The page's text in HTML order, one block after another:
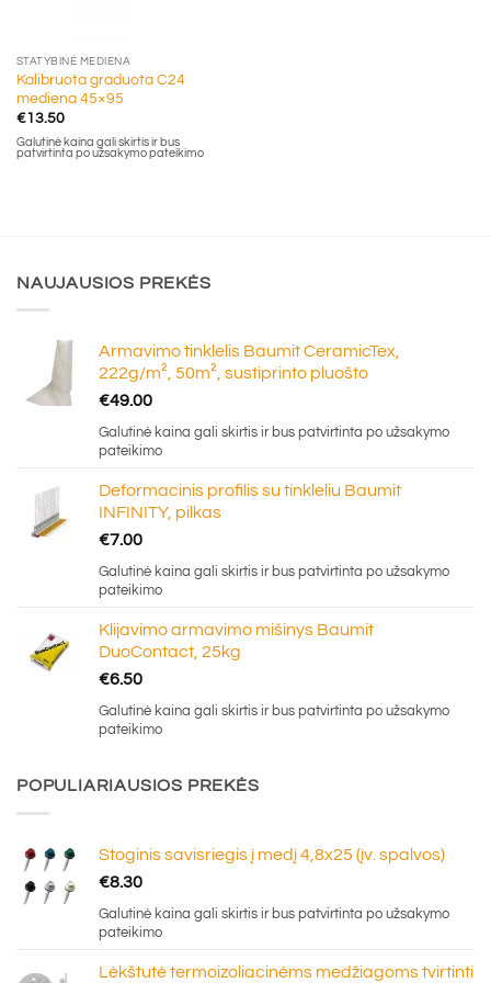
STATYBINĖ MEDIENA
Kalibruota graduota C24
mediena 45×95
€13.50
Galutinė kaina gali skirtis ir bus
patvirtinta po užsakymo pateikimo
NAUJAUSIOS PREKĖS
Armavimo tinklelis Baumit CeramicTex,
222g/m², 50m², sustiprinto pluošto
€49.00
Galutinė kaina gali skirtis ir bus patvirtinta po užsakymo
pateikimo
Deformacinis profilis su tinkleliu Baumit
INFINITY, pilkas
€7.00
Galutinė kaina gali skirtis ir bus patvirtinta po užsakymo
pateikimo
Klijavimo armavimo mišinys Baumit
DuoContact, 25kg
€6.50
Galutinė kaina gali skirtis ir bus patvirtinta po užsakymo
pateikimo
POPULIARIAUSIOS PREKĖS
Stoginis savisriegis į medį 4,8x25 (įv. spalvos)
€8.30
Galutinė kaina gali skirtis ir bus patvirtinta po užsakymo
pateikimo
Lėkštutė termoizoliacinėms medžiagoms tvirtinti